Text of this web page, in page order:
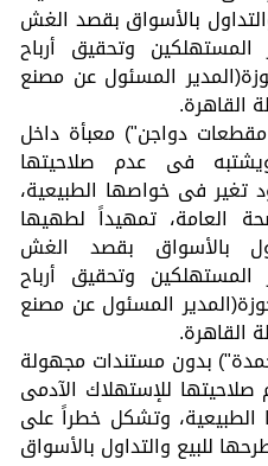
بالأسواق بقصد الغش
وتحقيق أرباح
المسئول عن مصنع
القاهرة.
- مقطعات دواجن") معبأة داخل
فى عدم صلاحيتها
تغير فى خواصها الطبيعية،
العامة، تمهيداً لطهيها
بالأسواق بقصد الغش
وتحقيق أرباح
المسئول عن مصنع
القاهرة.
مُجمدة") بدون مستندات مجهولة
للإستهلاك الآدمى
وتشكل خطراً على
للبيع والتداول بالأسواق